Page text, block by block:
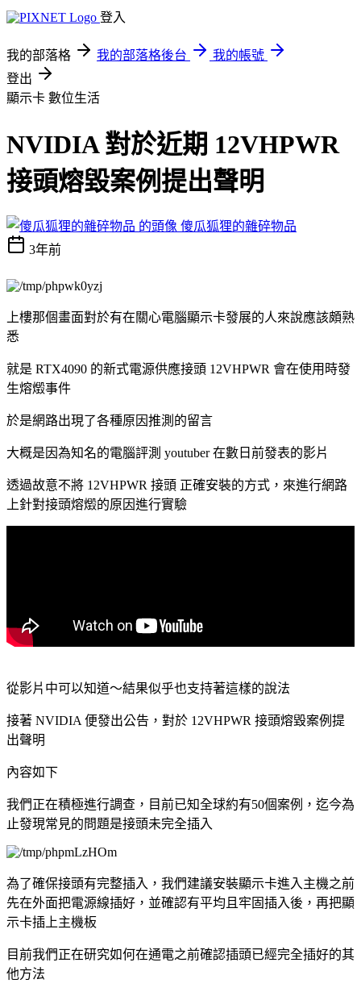
登入
我的部落格 我的部落格後台
我的帳號
登出
顯示卡 數位生活
NVIDIA 對於近期 12VHPWR
接頭熔毀案例提出聲明
傻瓜狐狸的雜碎物品
3年前
上樓那個畫面對於有在關心電腦顯示卡發展的人來說應該頗熟
悉
就是 RTX4090 的新式電源供應接頭 12VHPWR 會在使用時發
生熔燬事件
於是網路出現了各種原因推測的留言
大概是因為知名的電腦評測 youtuber 在數日前發表的影片
透過故意不將 12VHPWR 接頭 正確安裝的方式，來進行網路
上針對接頭熔燬的原因進行實驗
從影片中可以知道～結果似乎也支持著這樣的說法
接著 NVIDIA 便發出公告，對於 12VHPWR 接頭熔毀案例提
出聲明
內容如下
我們正在積極進行調查，目前已知全球約有50個案例，迄今為
止發現常見的問題是接頭未完全插入
為了確保接頭有完整插入，我們建議安裝顯示卡進入主機之前
先在外面把電源線插好，並確認有平均且牢固插入後，再把顯
示卡插上主機板
目前我們正在研究如何在通電之前確認插頭已經完全插好的其
他方法